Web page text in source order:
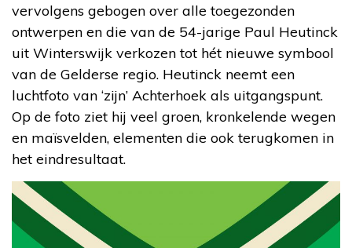
vervolgens gebogen over alle toegezonden
ontwerpen en die van de 54-jarige Paul Heutinck
uit Winterswijk verkozen tot hét nieuwe symbool
van de Gelderse regio. Heutinck neemt een
luchtfoto van ‘zijn’ Achterhoek als uitgangspunt.
Op de foto ziet hij veel groen, kronkelende wegen
en maïsvelden, elementen die ook terugkomen in
het eindresultaat.